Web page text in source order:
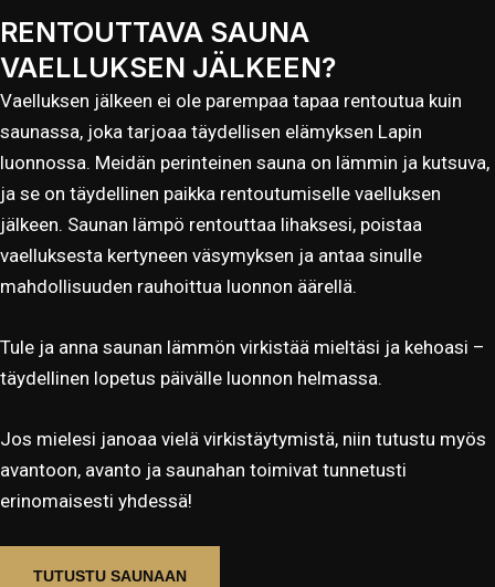
RENTOUTTAVA SAUNA
VAELLUKSEN JÄLKEEN?
Vaelluksen jälkeen ei ole parempaa tapaa rentoutua kuin
saunassa, joka tarjoaa täydellisen elämyksen Lapin
luonnossa. Meidän perinteinen sauna on lämmin ja kutsuva,
ja se on täydellinen paikka rentoutumiselle vaelluksen
jälkeen. Saunan lämpö rentouttaa lihaksesi, poistaa
vaelluksesta kertyneen väsymyksen ja antaa sinulle
mahdollisuuden rauhoittua luonnon äärellä.
Tule ja anna saunan lämmön virkistää mieltäsi ja kehoasi –
täydellinen lopetus päivälle luonnon helmassa.
Jos mielesi janoaa vielä virkistäytymistä, niin tutustu myös
avantoon, avanto ja saunahan toimivat tunnetusti
erinomaisesti yhdessä!
TUTUSTU SAUNAAN